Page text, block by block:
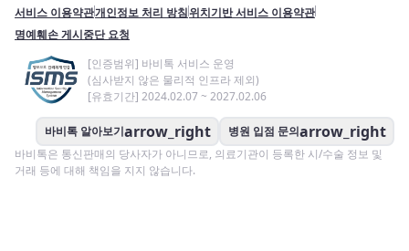
서비스 이용약관개인정보 처리 방침위치기반 서비스 이용약관
명예훼손 게시중단 요청
[인증범위] 바비톡 서비스 운영
(심사받지 않은 물리적 인프라 제외)
[유효기간] 2024.02.07 ~ 2027.02.06
바비톡 알아보기arrow_right 병원 입점 문의arrow_right
바비톡은 통신판매의 당사자가 아니므로, 의료기관이 등록한 시/수술 정보 및
거래 등에 대해 책임을 지지 않습니다.